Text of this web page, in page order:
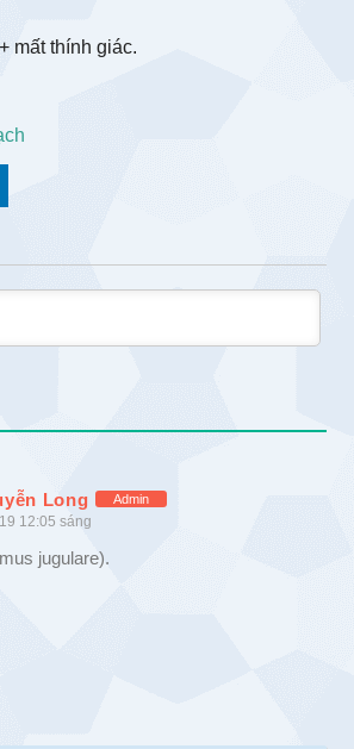
mất thính giác.
Long Admin
12:05 sáng
jugulare).